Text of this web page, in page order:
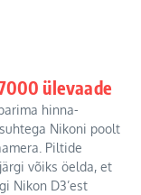
ülevaade
hinna-
Nikoni poolt
Piltide
võiks öelda, et
Nikon D3’est